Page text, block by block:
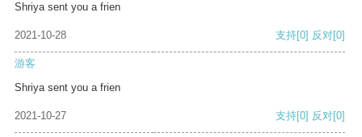
Shriya sent you a frien
2021-10-28 支持[0] 反对[0]
游客
Shriya sent you a frien
2021-10-27 支持[0] 反对[0]